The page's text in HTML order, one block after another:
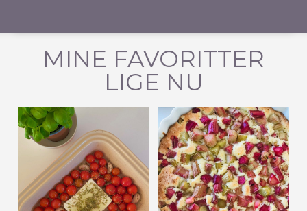
MINE FAVORITTER
LIGE NU